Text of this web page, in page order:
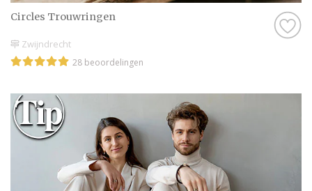
Circles Trouwringen
Zwijndrecht
28 beoordelingen